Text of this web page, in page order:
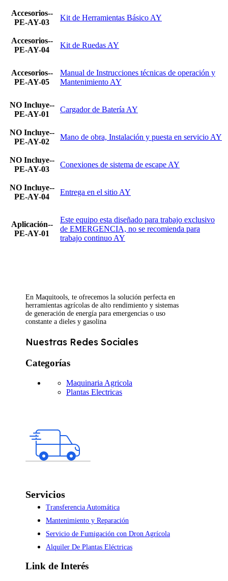
Accesorios--
PE-AY-03
Kit de Herramientas Básico AY
Accesorios--
PE-AY-04
Kit de Ruedas AY
Accesorios--
PE-AY-05
Manual de Instrucciones técnicas de operación y
Mantenimiento AY
NO Incluye--
PE-AY-01
Cargador de Batería AY
NO Incluye--
PE-AY-02
Mano de obra, Instalación y puesta en servicio AY
NO Incluye--
PE-AY-03
Conexiones de sistema de escape AY
NO Incluye--
PE-AY-04
Entrega en el sitio AY
Aplicación--
PE-AY-01
Este equipo esta diseñado para trabajo exclusivo
de EMERGENCIA, no se recomienda para
trabajo continuo AY
En Maquitools, te ofrecemos la solución perfecta en
herramientas agrícolas de alto rendimiento y sistemas
de generación de energía para emergencias o uso
constante a dieles y gasolina
Nuestras Redes Sociales
Categorías
Maquinaria Agricola
Plantas Electricas
Servicios
Transferencia Automática
Mantenimiento y Reparación
Servicio de Fumigación con Dron Agrícola
Alquiler De Plantas Eléctricas
Link de Interés